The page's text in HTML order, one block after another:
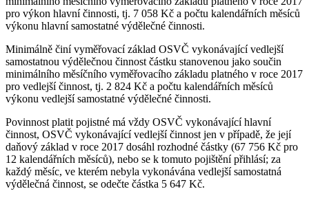
pro výkon hlavní činnosti, tj. 7 058 Kč a počtu kalendářních měsíců
výkonu hlavní samostatné výdělečné činnosti.
Minimálně činí vyměřovací základ OSVČ vykonávající vedlejší
samostatnou výdělečnou činnost částku stanovenou jako součin
minimálního měsíčního vyměřovacího základu platného v roce 2017
pro vedlejší činnost, tj. 2 824 Kč a počtu kalendářních měsíců
výkonu vedlejší samostatné výdělečné činnosti.
Povinnost platit pojistné má vždy OSVČ vykonávající hlavní
činnost, OSVČ vykonávající vedlejší činnost jen v případě, že její
daňový základ v roce 2017 dosáhl rozhodné částky (67 756 Kč pro
12 kalendářních měsíců), nebo se k tomuto pojištění přihlásí; za
každý měsíc, ve kterém nebyla vykonávána vedlejší samostatná
výdělečná činnost, se odečte částka 5 647 Kč.